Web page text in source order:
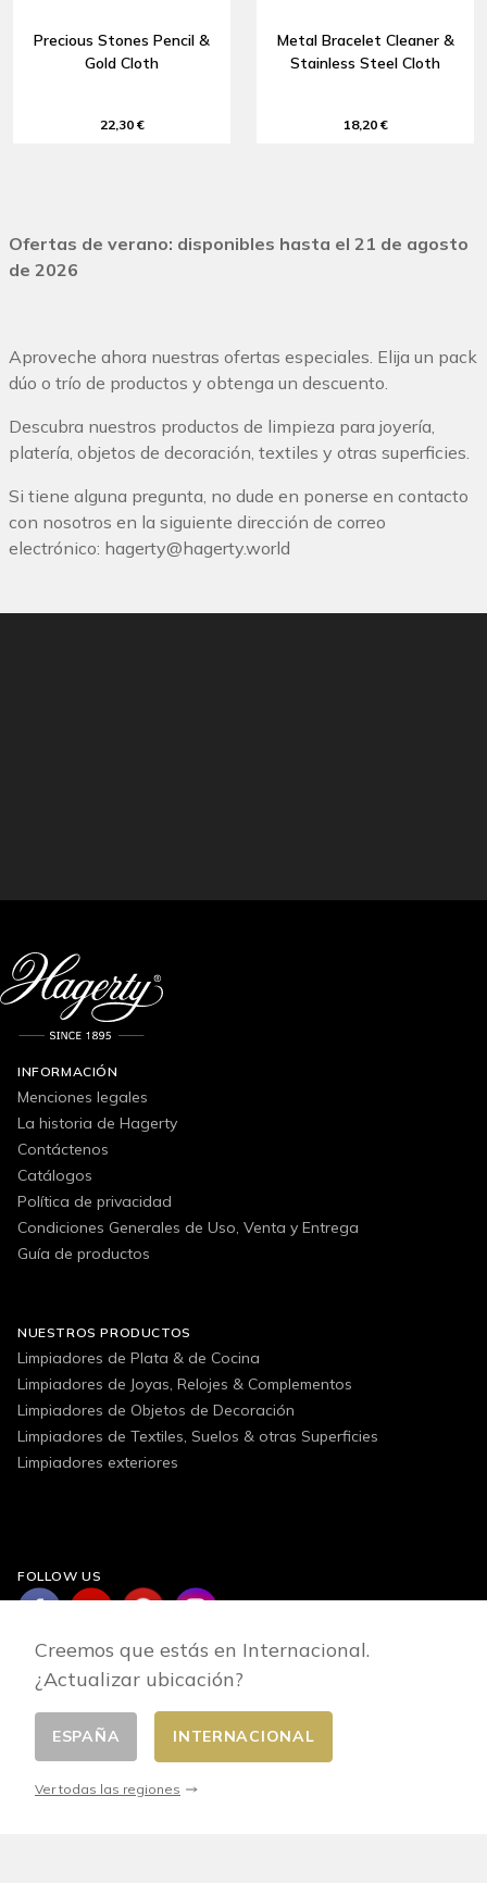
Precious Stones Pencil &
Gold Cloth
22,30 €
Metal Bracelet Cleaner &
Stainless Steel Cloth
18,20 €
Ofertas de verano: disponibles hasta el 21 de agosto
de 2026
Aproveche ahora nuestras ofertas especiales. Elija un pack
dúo o trío de productos y obtenga un descuento.
Descubra nuestros productos de limpieza para joyería,
platería, objetos de decoración, textiles y otras superficies.
Si tiene alguna pregunta, no dude en ponerse en contacto
con nosotros en la siguiente dirección de correo
electrónico: hagerty@hagerty.world
INFORMACIÓN
Menciones legales
La historia de Hagerty
Contáctenos
Catálogos
Política de privacidad
Condiciones Generales de Uso, Venta y Entrega
Guía de productos
NUESTROS PRODUCTOS
Limpiadores de Plata & de Cocina
Limpiadores de Joyas, Relojes & Complementos
Limpiadores de Objetos de Decoración
Limpiadores de Textiles, Suelos & otras Superficies
Limpiadores exteriores
FOLLOW US
Cambiar pais
Creemos que estás en Internacional.
¿Actualizar ubicación?
ESPAÑA INTERNACIONAL
Ver todas las regiones